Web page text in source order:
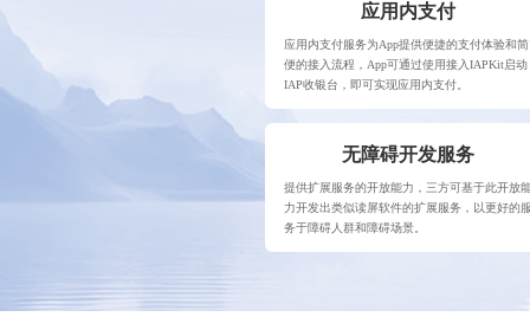
应用内支付
应用内支付服务为App提供便捷的支付体验和简
便的接入流程，App可通过使用接入IAPKit启动
IAP收银台，即可实现应用内支付。
无障碍开发服务
提供扩展服务的开放能力，三方可基于此开放
力开发出类似读屏软件的扩展服务，以更好的
务于障碍人群和障碍场景。